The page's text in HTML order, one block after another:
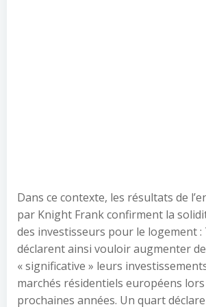
Dans ce contexte, les résultats de
par Knight Frank confirment la
des investisseurs pour le logement :
déclarent ainsi vouloir augmenter
« significative » leurs
marchés résidentiels européens lors
prochaines années. Un quart